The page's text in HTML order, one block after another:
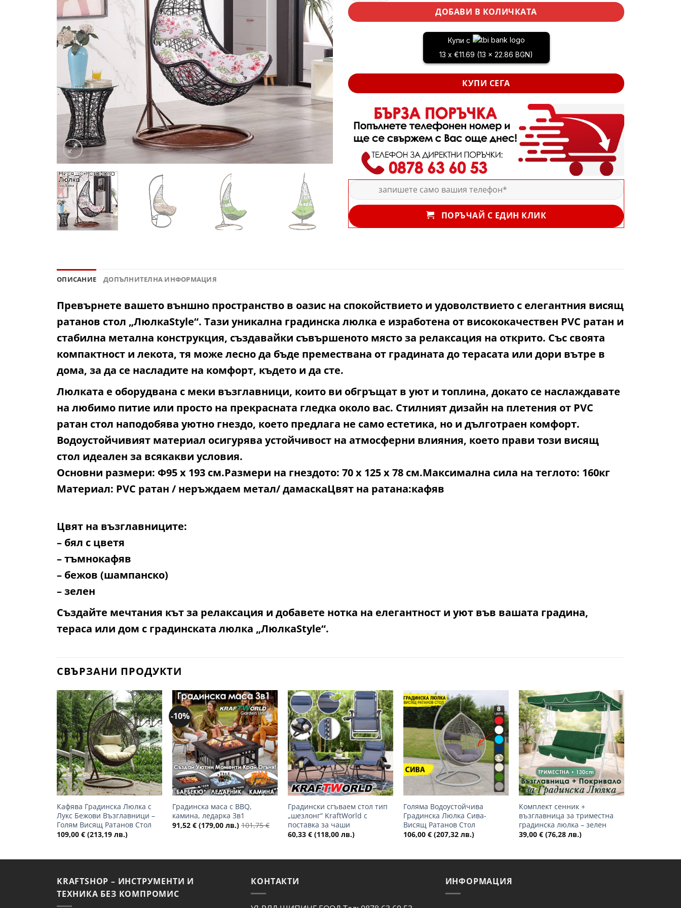
ДОБАВИ В КОЛИЧКАТА
Купи с
13 x €11.69 (13 x 22.86 BGN)
КУПИ СЕГА
ПОРЪЧАЙ С ЕДИН КЛИК
ОПИСАНИЕ ДОПЪЛНИТЕЛНА ИНФОРМАЦИЯ
Превърнете вашето външно пространство в оазис на спокойствието и удоволствието с елегантния висящ
ратанов стол „ЛюлкаStyle“. Тази уникална градинска люлка е изработена от висококачествен PVC ратан и
стабилна метална конструкция, създавайки съвършеното място за релаксация на открито. Със своята
компактност и лекота, тя може лесно да бъде премествана от градината до терасата или дори вътре в
дома, за да се насладите на комфорт, където и да сте.
Люлката е оборудвана с меки възглавници, които ви обгръщат в уют и топлина, докато се наслаждавате
на любимо питие или просто на прекрасната гледка около вас. Стилният дизайн на плетения от PVC
ратан стол наподобява уютно гнездо, което предлага не само естетика, но и дълготраен комфорт.
Водоустойчивият материал осигурява устойчивост на атмосферни влияния, което прави този висящ
стол идеален за всякакви условия.
Основни размери: Φ95 x 193 см.Размери на гнездото: 70 x 125 x 78 см.Максимална сила на теглото: 160кг
Материал: PVC ратан / неръждаем метал/ дамаскаЦвят на ратана:кафяв
Цвят на възглавниците:
– бял с цветя
– тъмнокафяв
– бежов (шампанско)
– зелен
Създайте мечтания кът за релаксация и добавете нотка на елегантност и уют във вашата градина,
тераса или дом с градинската люлка „ЛюлкаStyle“.
СВЪРЗАНИ ПРОДУКТИ
Добави
в
желани
+
Кафява Градинска Люлка с
Лукс Бежови Възглавници –
Голям Висящ Ратанов Стол
109,00 € (213,19 лв.)
-10%
Добави
в
желани
+
Градинска маса с BBQ,
камина, ледарка 3в1
91,52 € (179,00 лв.) 101,75€
Добави
желани
+
Градински сгъваем стол тип
„шезлонг“ KraftWorld с
поставка за чаши
60,33 € (118,00 лв.)
Добави
в
желани
Голяма Водоустойчива
Градинска Люлка Сива-
Висящ Ратанов Стол
106,00 € (207,32 лв.)
Добави
желани
+
Комплект сенник +
възглавница за триместна
градинска люлка – зелен
39,00 € (76,28 лв.)
KRAFTSHOP – ИНСТРУМЕНТИ И
ТЕХНИКА БЕЗ КОМПРОМИС
КОНТАКТИ ИНФОРМАЦИЯ